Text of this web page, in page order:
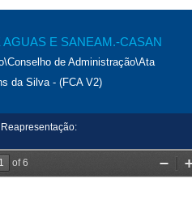
AGUAS E SANEAM.-CASAN
de Administração\Ata
da Silva - (FCA V2)